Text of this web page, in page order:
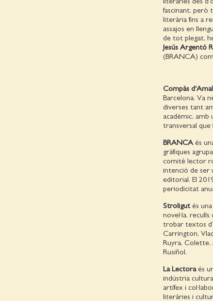
fascinant, però
literària fins a
assajos en
de tot plegat,
Jesús Argentó
(BRANCA)
Compàs
Barcelona. Va
diverses tant
acadèmic,
transversal
BRANCAés
gràfiques
comitè lector
intenció de ser
editorial. El
periodicitat
Stroligutés
novel·la,
trobar textos
Carrington,
Ruyra, Colette,
Rusiñol.
La Lectoraés
indústria
artífex i
literàries i